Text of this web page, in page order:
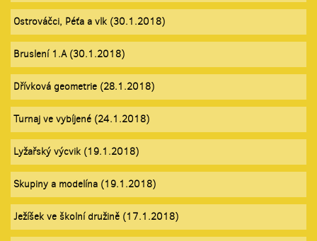
Ostrováčci, Péťa a vlk (30.1.2018)
Bruslení 1.A (30.1.2018)
Dřívková geometrie (28.1.2018)
Turnaj ve vybíjené (24.1.2018)
Lyžařský výcvik (19.1.2018)
Skupiny a modelína (19.1.2018)
Ježíšek ve školní družině (17.1.2018)